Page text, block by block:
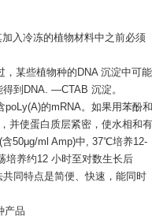
入冷冻的植物材料中之前必须
某些植物种的DNA 沉淀中可能
得到DNA. —CTAB 沉淀。
的mRNA。如果用苯酚和
并使蛋白质层紧密，使水相和有
50μg/ml Amp)中, 37℃培养12-
培养约12 小时至对数生长后
同特点是简便、快速，能同时
产品